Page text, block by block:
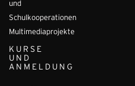
und
Schulkooperationen
Multimediaprojekte
KURSE
UND
ANMELDUNG